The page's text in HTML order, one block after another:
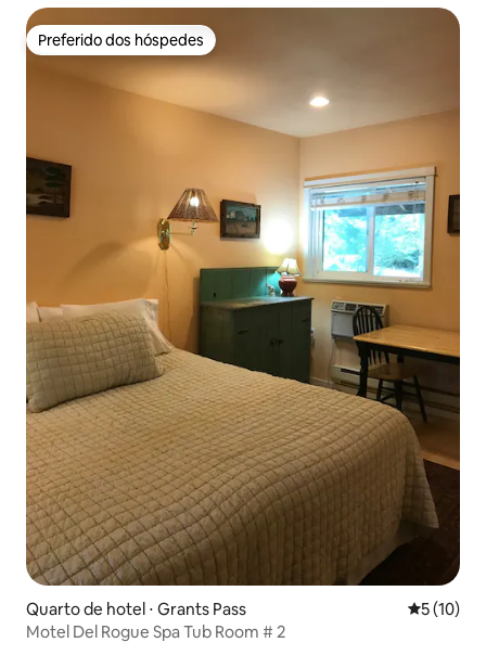
Preferido dos hóspedes
Preferido dos hóspedes
Quarto de hotel ⋅ Grants Pass 5 de uma
5 (10)
Motel Del Rogue Spa Tub Room # 2